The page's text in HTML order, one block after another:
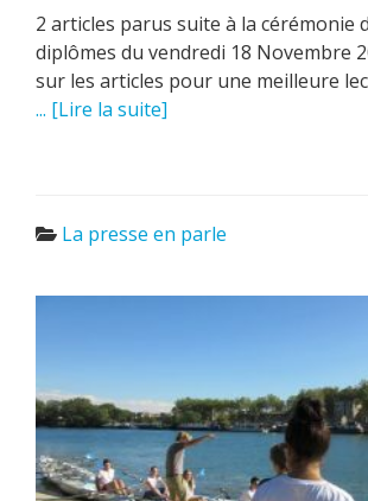
2 articles parus suite à la cérémonie
diplômes du vendredi 18 Novembre
sur les articles pour une meilleure
... [Lire la suite]
La presse en parle